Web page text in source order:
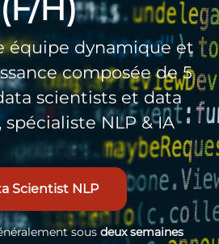
(F/H)
équipe dynamique et
composée de 5
scientists et data
NLP & IA
Scientist NLP
sous deux semaines